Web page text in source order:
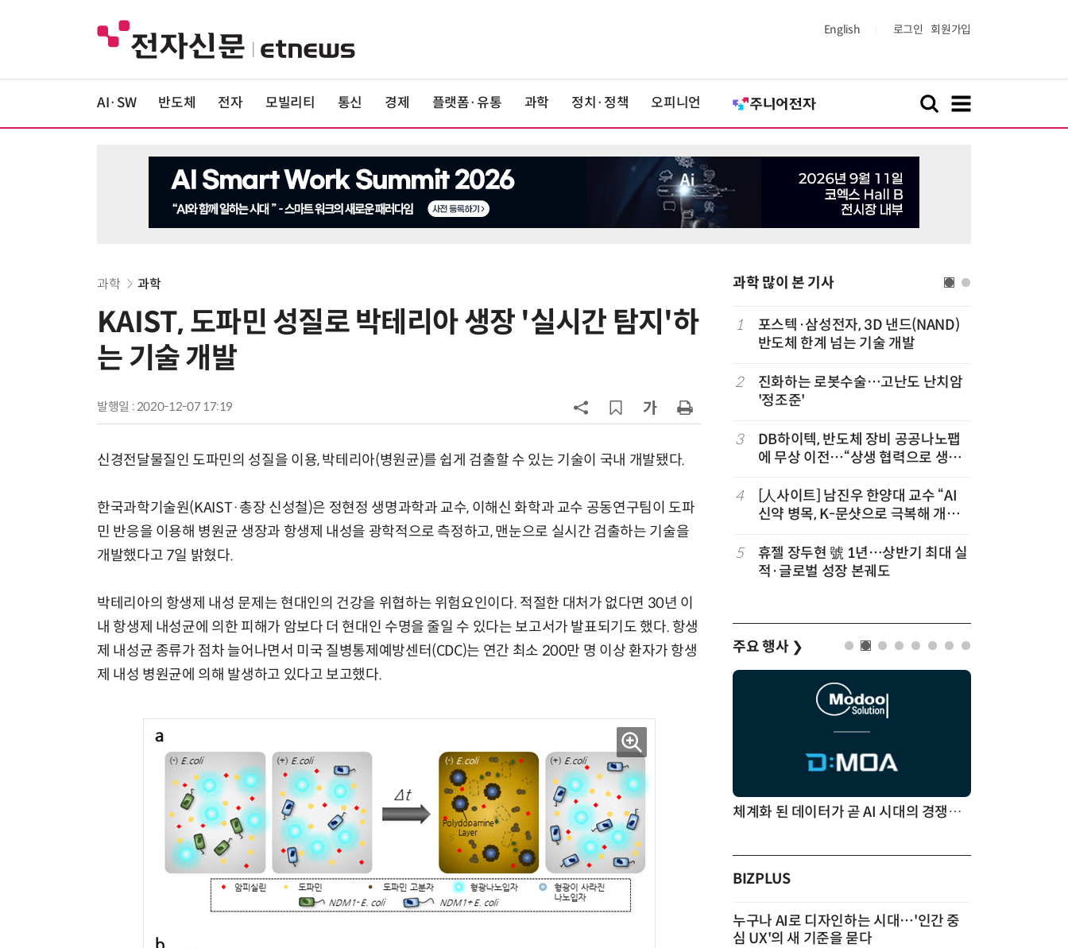
English 로그인 회원가입
AI·SW 반도체 전자 모빌리티 통신 경제 플랫폼·유통 과학 정치·정책 오피니언
과학 과학
KAIST, 도파민 성질로 박테리아 생장 '실시간 탐지'하
는 기술 개발
발행일 : 2020-12-07 17:19
신경전달물질인 도파민의 성질을 이용, 박테리아(병원균)를 쉽게 검출할 수 있는 기술이 국내 개발됐다.
한국과학기술원(KAIST·총장 신성철)은 정현정 생명과학과 교수, 이해신 화학과 교수 공동연구팀이 도파
민 반응을 이용해 병원균 생장과 항생제 내성을 광학적으로 측정하고, 맨눈으로 실시간 검출하는 기술을
개발했다고 7일 밝혔다.
박테리아의 항생제 내성 문제는 현대인의 건강을 위협하는 위험요인이다. 적절한 대처가 없다면 30년 이
내 항생제 내성균에 의한 피해가 암보다 더 현대인 수명을 줄일 수 있다는 보고서가 발표되기도 했다. 항생
제 내성균 종류가 점차 늘어나면서 미국 질병통제예방센터(CDC)는 연간 최소 200만 명 이상 환자가 항생
제 내성 병원균에 의해 발생하고 있다고 보고했다.
과학 많이 본 기사
6
KIST, 기존 반도체 공정으로 전기·
·바이오 실험에 더위도 잊었다…
“내년 2기로 이어집니다”
후 포착
경 다루며 과학원리 체득...과학체험
제공 '주니어닥터' 현장
1
포스텍·삼성전자, 3D 낸드(NAND)
반도체 한계 넘는 기술 개발
2
진화하는 로봇수술…고난도 난치암
'정조준'
3
DB하이텍, 반도체 장비 공공나노팹
에 무상 이전…“상생 협력으로 생태
4
[人사이트] 남진우 한양대 교수 “AI
신약 병목, K-문샷으로 극복해 개발
5
휴젤 장두현 號 1년…상반기 최대 실
적·글로벌 성장 본궤도
주요 행사 ❯
AI Native Enterprise를 지원하는 AI Ready Data 플랫폼 활용 전략 체계화 된 데이터가 곧 AI 시대의 경쟁력이다
BIZPLUS
누구나 AI로 디자인하는 시대…'인간 중
심 UX'의 새 기준을 묻다